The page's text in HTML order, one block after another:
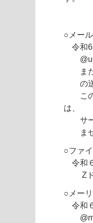
○メー
令和6
@u-
また
の送
この
は、
サー
ませ
○ファ
令和
Zド
○メー
令和